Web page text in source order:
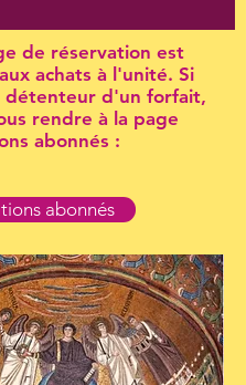
de réservation est
achats à l'unité. Si
détenteur d'un forfait,
rendre à la page
abonnés :
abonnés